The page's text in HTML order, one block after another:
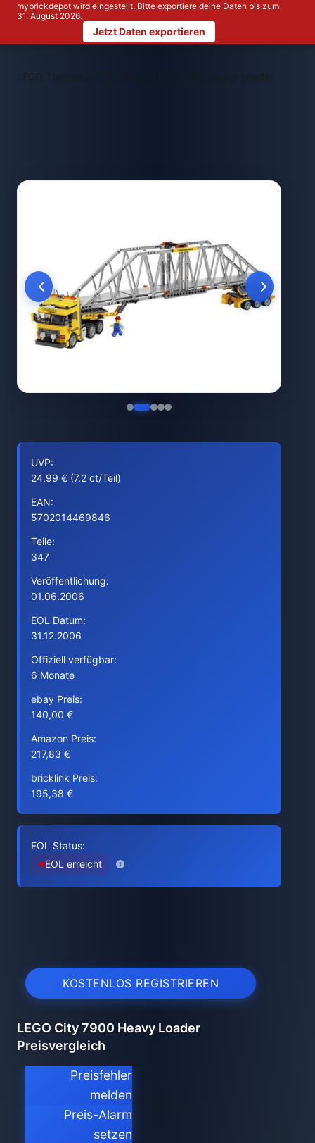
mybrickdepot wird eingestellt. Bitte exportiere deine Daten bis zum
31. August 2026.
Jetzt Daten exportieren
LEGO Themen > LEGO 7900 Heavy Loader
UVP:
24,99 € (7.2 ct/Teil)
EAN:
5702014469846
Teile:
347
Veröffentlichung:
01.06.2006
EOL Datum:
31.12.2006
Offiziell verfügbar:
6 Monate
ebay Preis:
140,00 €
Amazon Preis:
217,83 €
bricklink Preis:
195,38 €
EOL Status:
EOL erreicht
KOSTENLOS REGISTRIEREN
LEGO City 7900 Heavy Loader
Preisvergleich
Preisfehler
melden
Preis-Alarm
setzen